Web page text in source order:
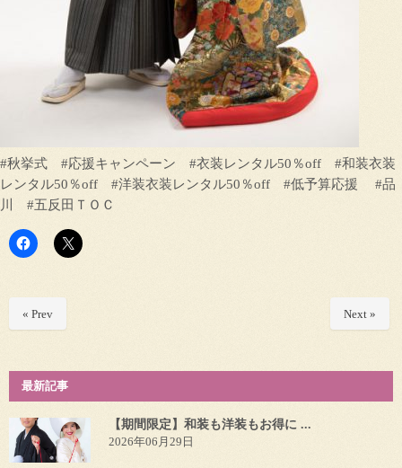
#秋挙式 #応援キャンペーン #衣装レンタル50％off #和装衣装
レンタル50％off #洋装衣装レンタル50％off #低予算応援 #品
川 #五反田ＴＯＣ
« Prev Next »
最新記事
【期間限定】和装も洋装もお得に ...
2026年06月29日